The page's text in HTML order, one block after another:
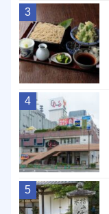
3
4
5